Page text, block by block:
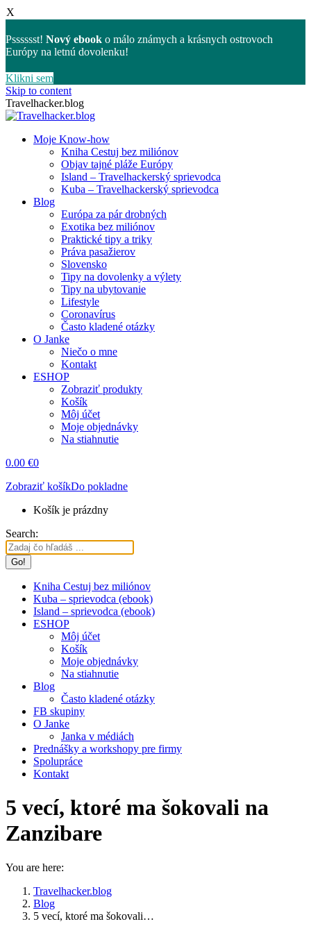
X
Psssssst! Nový ebook o málo známych a krásnych ostrovoch
Európy na letnú dovolenku!
Klikni sem
Skip to content
Travelhacker.blog
Moje Know-how
Kniha Cestuj bez miliónov
Objav tajné pláže Európy
Island – Travelhackerský sprievodca
Kuba – Travelhackerský sprievodca
Blog
Európa za pár drobných
Exotika bez miliónov
Praktické tipy a triky
Práva pasažierov
Slovensko
Tipy na dovolenky a výlety
Tipy na ubytovanie
Lifestyle
Coronavírus
Často kladené otázky
O Janke
Niečo o mne
Kontakt
ESHOP
Zobraziť produkty
Košík
Môj účet
Moje objednávky
Na stiahnutie
0.00 €0
Zobraziť košíkDo pokladne
Košík je prázdny
Search:
Kniha Cestuj bez miliónov
Kuba – sprievodca (ebook)
Island – sprievodca (ebook)
ESHOP
Môj účet
Košík
Moje objednávky
Na stiahnutie
Blog
Často kladené otázky
FB skupiny
O Janke
Janka v médiách
Prednášky a workshopy pre firmy
Spolupráce
Kontakt
5 vecí, ktoré ma šokovali na
Zanzibare
You are here:
Travelhacker.blog
Blog
5 vecí, ktoré ma šokovali…